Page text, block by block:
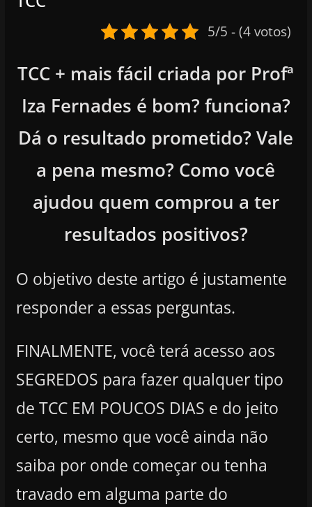
5/5 - (4 votos)
TCC + mais fácil criada por Profª
Iza Fernades é bom? funciona?
Dá o resultado prometido? Vale
a pena mesmo? Como você
ajudou quem comprou a ter
resultados positivos?
O objetivo deste artigo é justamente
responder a essas perguntas.
FINALMENTE, você terá acesso aos
SEGREDOS para fazer qualquer tipo
de TCC EM POUCOS DIAS e do jeito
certo, mesmo que você ainda não
saiba por onde começar ou tenha
travado em alguma parte do